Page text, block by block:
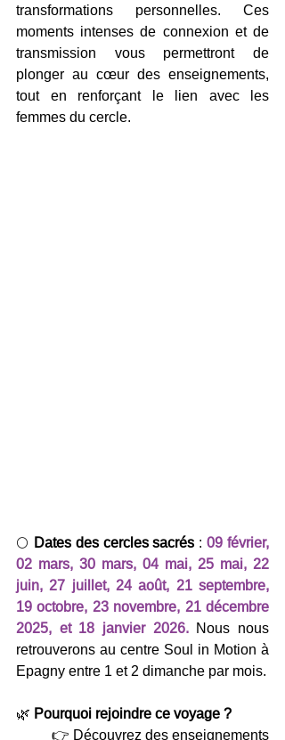
transformations personnelles. Ces
moments intenses de connexion et de
transmission vous permettront de
plonger au cœur des enseignements,
tout en renforçant le lien avec les
femmes du cercle.
🌕 Dates des cercles sacrés : 09 février,
02 mars, 30 mars, 04 mai, 25 mai, 22
juin, 27 juillet, 24 août, 21 septembre,
19 octobre, 23 novembre, 21 décembre
2025, et 18 janvier 2026. Nous nous
retrouverons au centre Soul in Motion à
Epagny entre 1 et 2 dimanche par mois.
🌿 Pourquoi rejoindre ce voyage ?